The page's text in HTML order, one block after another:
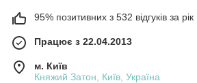
95% позитивних з 532 відгуків за рік
Працює з 22.04.2013
м. Київ
Княжий Затон, Київ, Україна